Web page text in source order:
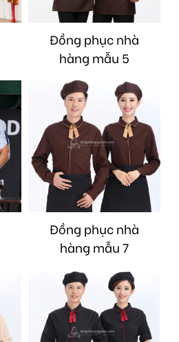
Đồng phục nhà
hàng mẫu 5
Đồng phục nhà
hàng mẫu 7